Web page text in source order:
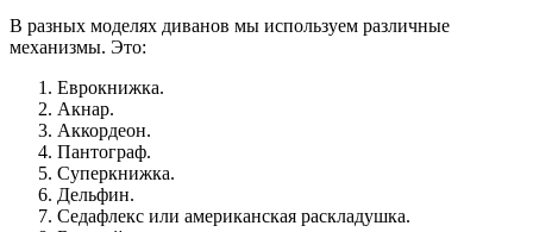
В разных моделях диванов мы используем различные
механизмы. Это:
Еврокнижка.
Акнар.
Аккордеон.
Пантограф.
Суперкнижка.
Дельфин.
Седафлекс или американская раскладушка.